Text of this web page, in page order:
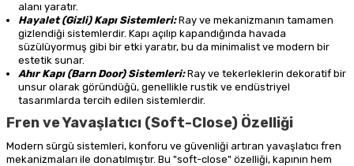
alanı yaratır.
Hayalet (Gizli) Kapı Sistemleri:Ray ve mekanizmanın tamamen
gizlendiği sistemlerdir. Kapı açılıp kapandığında havada
süzülüyormuş gibi bir etki yaratır, bu da minimalist ve modern bir
estetik sunar.
Ahır Kapı (Barn Door) Sistemleri:Ray ve tekerleklerin dekoratif bir
unsur olarak göründüğü, genellikle rustik ve endüstriyel
tasarımlarda tercih edilen sistemlerdir.
Fren ve Yavaşlatıcı (Soft-Close) Özelliği
Modern sürgü sistemleri, konforu ve güvenliği artıran yavaşlatıcı fren
mekanizmaları ile donatılmıştır. Bu "soft-close" özelliği, kapının hem